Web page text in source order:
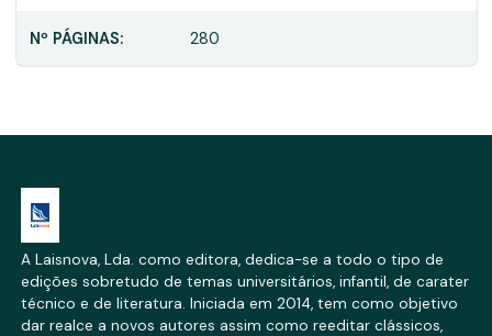
Nº PÁGINAS: 280
A Laisnova, Lda. como editora, dedica-se a todo o tipo de
edições sobretudo de temas universitários, infantil, de carater
técnico e de literatura. Iniciada em 2014, tem como objetivo
dar realce a novos autores assim como reeditar clássicos,